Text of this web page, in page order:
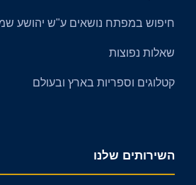
חיפוש במפתח נושאים ע"ש יהושע
שאלות נפוצות
קטלוגים וספריות בארץ ובעולם​​
השירותים שלנו